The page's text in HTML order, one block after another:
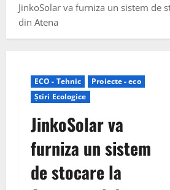
JinkoSolar va furniza un sistem de
din Atena
ECO - Tehnic
Proiecte - eco
Știri Ecologice
JinkoSolar va
furniza un sistem
de stocare la